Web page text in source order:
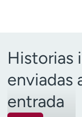
Historias
enviadas
entrada